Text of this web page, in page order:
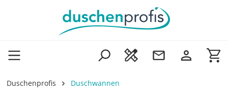
Zum Hauptinhalt springen
Duschenprofis Duschwannen